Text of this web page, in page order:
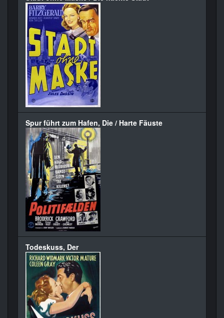
Spur führt zum Hafen, Die / Harte Fäuste
Todeskuss, Der